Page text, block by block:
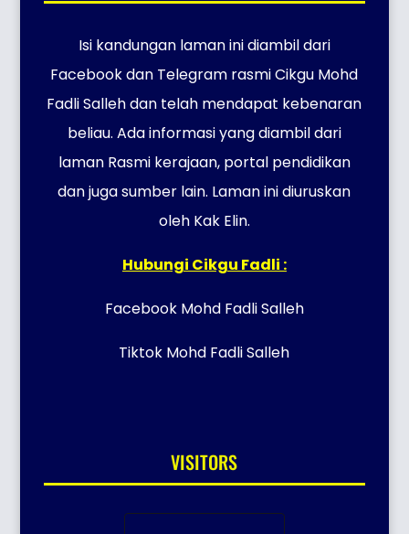
Isi kandungan laman ini diambil dari
Facebook dan Telegram rasmi Cikgu Mohd
Fadli Salleh dan telah mendapat kebenaran
beliau. Ada informasi yang diambil dari
laman Rasmi kerajaan, portal pendidikan
dan juga sumber lain. Laman ini diuruskan
oleh Kak Elin.
Hubungi Cikgu Fadli :
Facebook Mohd Fadli Salleh
Tiktok Mohd Fadli Salleh
VISITORS